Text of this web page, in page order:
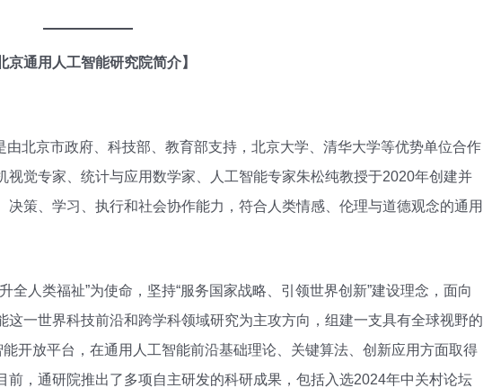
京通用人工智能研究院简介】
由北京市政府、科技部、教育部支持，北京大学、清华大学等优势单位合作
觉专家、统计与应用数学家、人工智能专家朱松纯教授于2020年创建并
策、学习、执行和社会协作能力，符合人类情感、伦理与道德观念的通用
全人类福祉”为使命，坚持“服务国家战略、引领世界创新”建设理念，面向
一世界科技前沿和跨学科领域研究为主攻方向，组建一支具有全球视野的
开放平台，在通用人工智能前沿基础理论、关键算法、创新应用方面取得
，通研院推出了多项自主研发的科研成果，包括入选2024年中关村论坛